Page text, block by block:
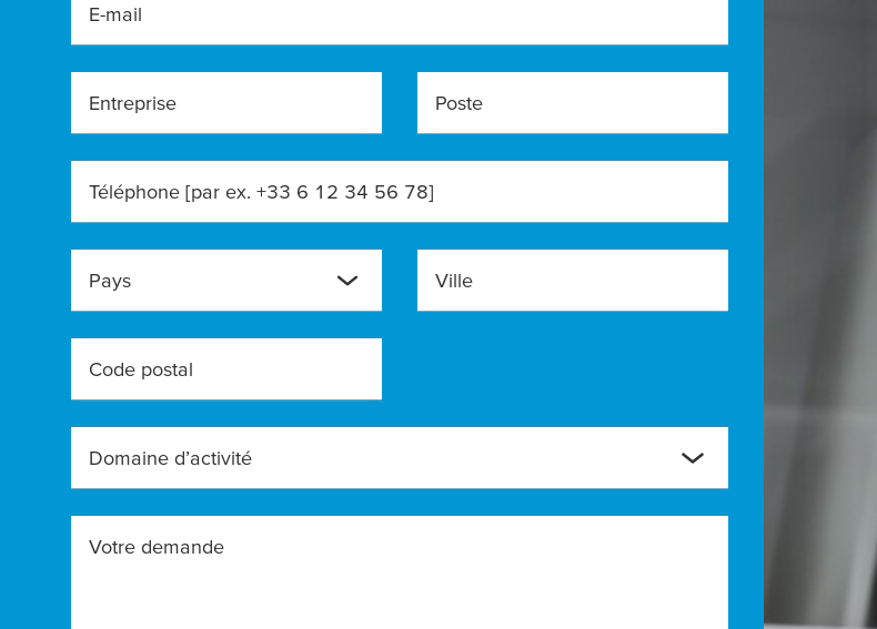
E-mail
Entreprise Poste
Téléphone [par ex. +33 6 12 34 56 78]
Pays Ville
Code postal
Domaine d’activité
Votre demande